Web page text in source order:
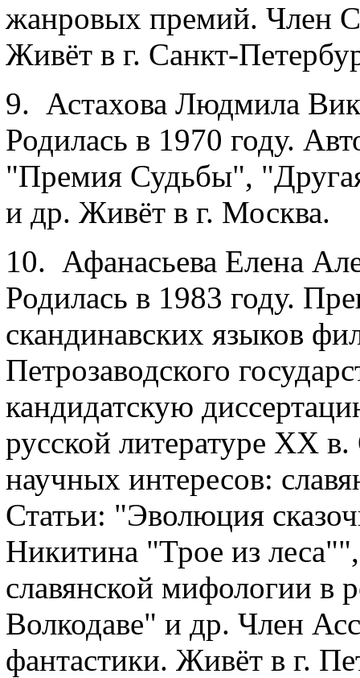
жанровых премий. Член
Живёт в г. Санкт-
9. Астахова Людмила
Родилась в 1970 году.
"Премия Судьбы",
и др. Живёт в г. Москва.
10. Афанасьева Елена
Родилась в 1983 году.
скандинавских языков
Петрозаводского
кандидатскую
русской литературе ХХ
научных интересов:
Статьи: "Эволюция
Никитина "Трое из
славянской мифологии
Волкодаве" и др. Член
фантастики. Живёт в г.